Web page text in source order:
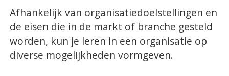
Afhankelijk van organisatiedoelstellingen en
de eisen die in de markt of branche gesteld
worden, kun je leren in een organisatie op
diverse mogelijkheden vormgeven.